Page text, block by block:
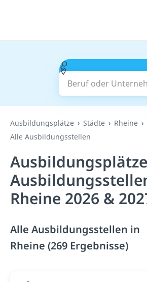
Beruf oder
Suchen
Ausbildungsplätze Städte
Rheine
Alle Ausbildungsstellen
Rheine 2026 &
Alle Ausbildungsstellen in
Rheine (269 Ergebnisse)